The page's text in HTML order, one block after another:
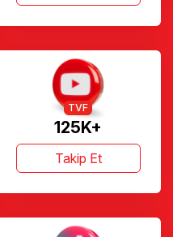
125K+
TVF
Takip Et